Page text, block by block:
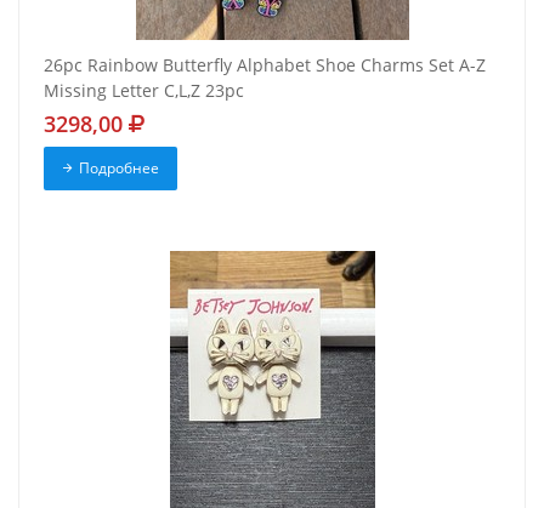
26pc Rainbow Butterfly Alphabet Shoe Charms Set A-Z
Missing Letter C,L,Z 23pc
3298,00
Подробнее